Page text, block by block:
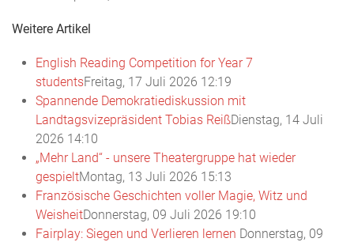
Weitere Artikel
English Reading Competition for Year 7
studentsFreitag, 17 Juli 2026 12:19
Spannende Demokratiediskussion mit
Landtagsvizepräsident Tobias ReißDienstag, 14 Juli
2026 14:10
„Mehr Land“ - unsere Theatergruppe hat wieder
gespieltMontag, 13 Juli 2026 15:13
Französische Geschichten voller Magie, Witz und
WeisheitDonnerstag, 09 Juli 2026 19:10
Fairplay: Siegen und Verlieren lernen Donnerstag, 09